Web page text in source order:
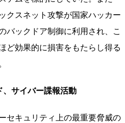
クスネット攻撃が国家ハッカー
バックドア制御に利用され、こ
ど効果的に損害をもたらし得る
サイバー諜報活動
セキュリティ上の最重要脅威の